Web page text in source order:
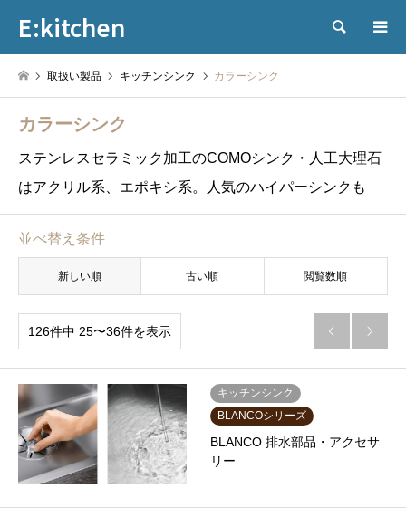
E:kitchen 検索
取扱い製品 キッチンシンク カラーシンク
カラーシンク
ステンレスセラミック加工のCOMOシンク・人工大理石
はアクリル系、エポキシ系。人気のハイパーシンクも
並べ替え条件
新しい順 古い順 閲覧数順
126件中 25〜36件を表示  
キッチンシンク
BLANCOシリーズ
BLANCO 排水部品・アクセサ
リー